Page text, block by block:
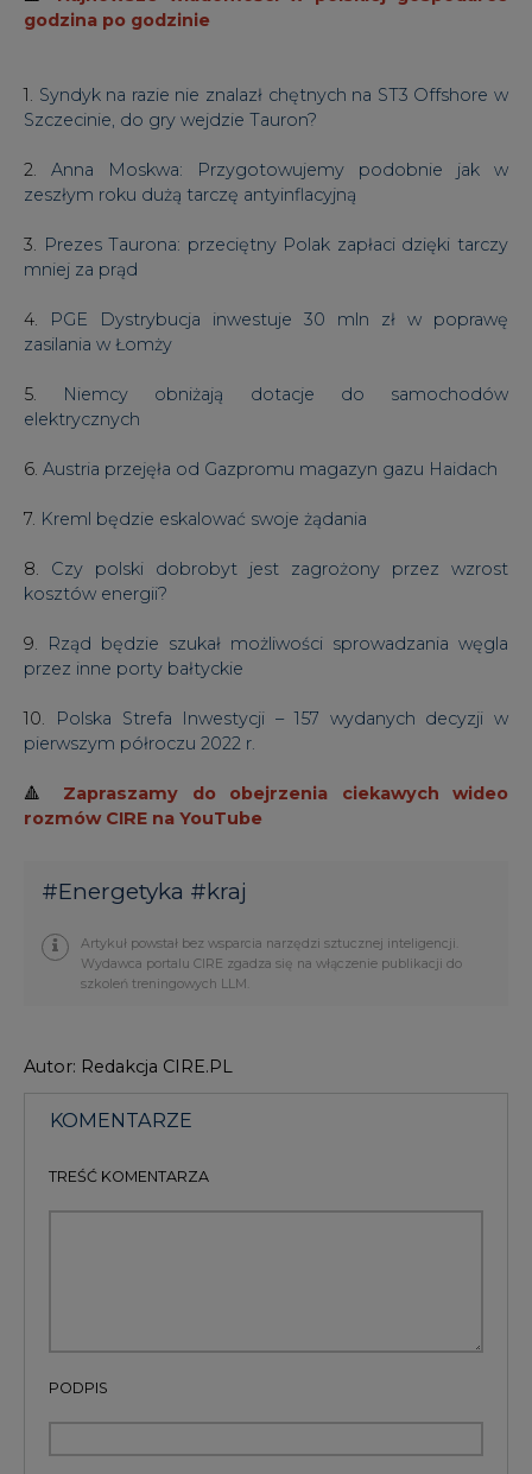
godzina po godzinie
1. Syndyk na razie nie znalazł chętnych na ST3 Offshore w
Szczecinie, do gry wejdzie Tauron?
2. Anna Moskwa: Przygotowujemy podobnie jak w
zeszłym roku dużą tarczę antyinflacyjną
3.
Prezes Taurona: przeciętny Polak zapłaci dzięki tarczy
mniej za prąd
4.
PGE Dystrybucja inwestuje 30 mln zł w poprawę
zasilania w Łomży
5. Niemcy obniżają dotacje do samochodów
elektrycznych
6. Austria przejęła od Gazpromu magazyn gazu Haidach
7. Kreml będzie eskalować swoje żądania
8. Czy polski dobrobyt jest zagrożony przez wzrost
kosztów energii?
9.
Rząd będzie szukał możliwości sprowadzania węgla
przez inne porty bałtyckie
10.
Polska Strefa Inwestycji – 157 wydanych decyzji w
pierwszym półroczu 2022 r.
🔺 Zapraszamy do obejrzenia ciekawych wideo
rozmów CIRE na YouTube
#Energetyka #kraj
Artykuł powstał bez wsparcia narzędzi sztucznej inteligencji.
Wydawca portalu CIRE zgadza się na włączenie publikacji do
szkoleń treningowych LLM.
Autor: Redakcja CIRE.PL
KOMENTARZE
TREŚĆ KOMENTARZA
PODPIS